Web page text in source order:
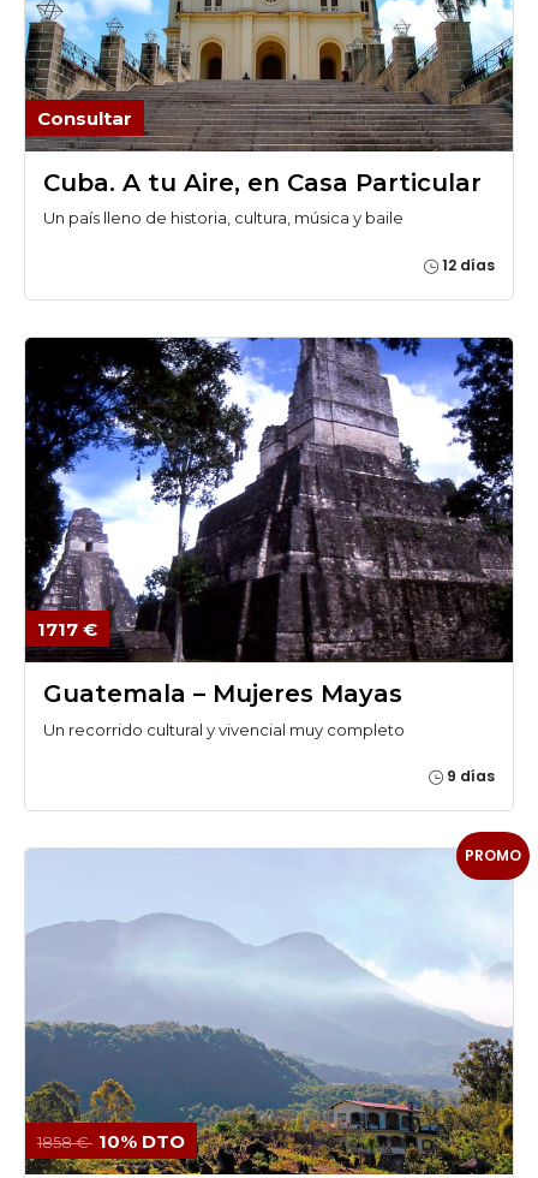
Consultar
Cuba. A tu Aire, en Casa Particular
Un país lleno de historia, cultura, música y baile
12 días
1717 €
Guatemala – Mujeres Mayas
Un recorrido cultural y vivencial muy completo
9 días
PROMO
1858 € 10% DTO